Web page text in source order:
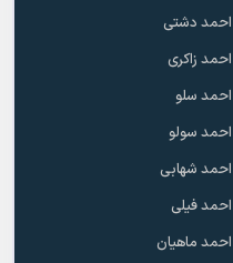
احمد دشتی
احمد زاکری
احمد سلو
احمد سولو
احمد شهابی
احمد فیلی
احمد ماهیان